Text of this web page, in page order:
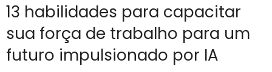
13 habilidades para capacitar
sua força de trabalho para um
futuro impulsionado por IA